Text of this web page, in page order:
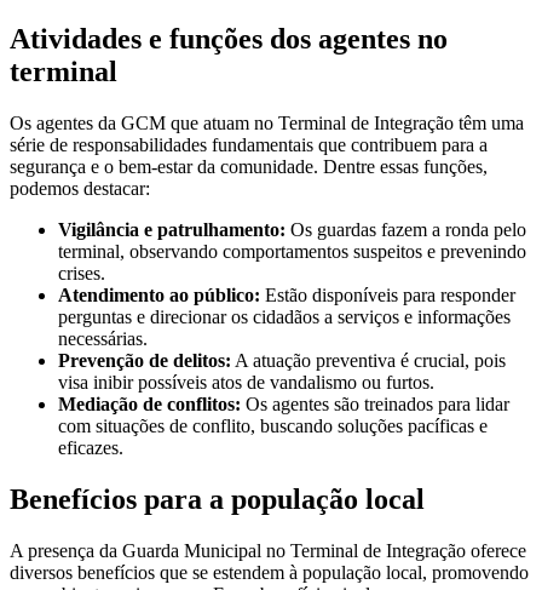
Atividades e funções dos agentes no
terminal
Os agentes da GCM que atuam no Terminal de Integração têm uma
série de responsabilidades fundamentais que contribuem para a
segurança e o bem-estar da comunidade. Dentre essas funções,
podemos destacar:
Vigilância e patrulhamento: Os guardas fazem a ronda pelo
terminal, observando comportamentos suspeitos e prevenindo
crises.
Atendimento ao público: Estão disponíveis para responder
perguntas e direcionar os cidadãos a serviços e informações
necessárias.
Prevenção de delitos: A atuação preventiva é crucial, pois
visa inibir possíveis atos de vandalismo ou furtos.
Mediação de conflitos: Os agentes são treinados para lidar
com situações de conflito, buscando soluções pacíficas e
eficazes.
Benefícios para a população local
A presença da Guarda Municipal no Terminal de Integração oferece
diversos benefícios que se estendem à população local, promovendo